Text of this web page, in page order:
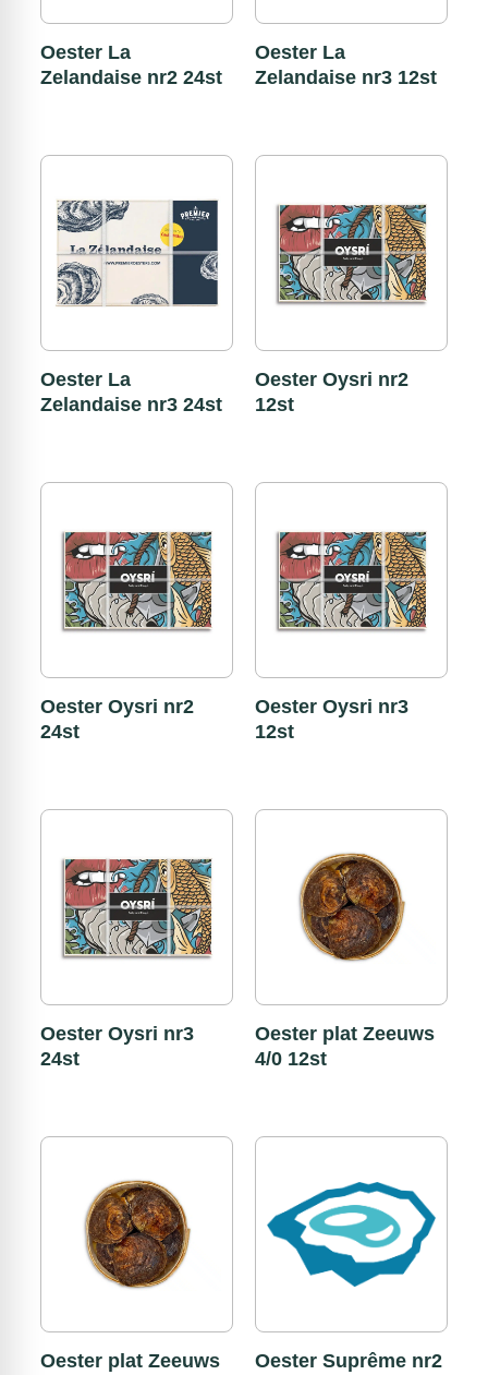
Oester La
Zelandaise nr2 24st
Oester La
Zelandaise nr3 12st
Oester La
Zelandaise nr3 24st
Oester Oysri nr2
12st
Oester Oysri nr2
24st
Oester Oysri nr3
12st
Oester Oysri nr3
24st
Oester plat Zeeuws
4/0 12st
Oester plat Zeeuws
Oester Suprême nr2